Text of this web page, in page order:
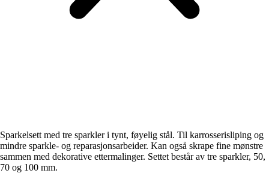
Sparkelsett med tre sparkler i tynt, føyelig stål. Til karrosserisliping og
mindre sparkle- og reparasjonsarbeider. Kan også skrape fine mønstre
sammen med dekorative ettermalinger. Settet består av tre sparkler, 50,
70 og 100 mm.